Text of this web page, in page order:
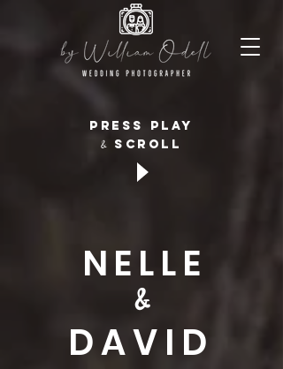
press play
& SCROLL
NELLE
&
DAVID